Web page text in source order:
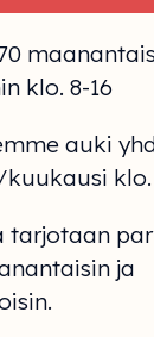
klo. 8-16
auki
klo.
tarjotaan
ja